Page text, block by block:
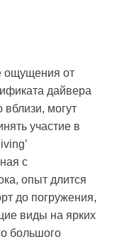
ощущения от
дайвера
могут
участие в
с
опыт длится
до погружения,
виды на ярких
большого